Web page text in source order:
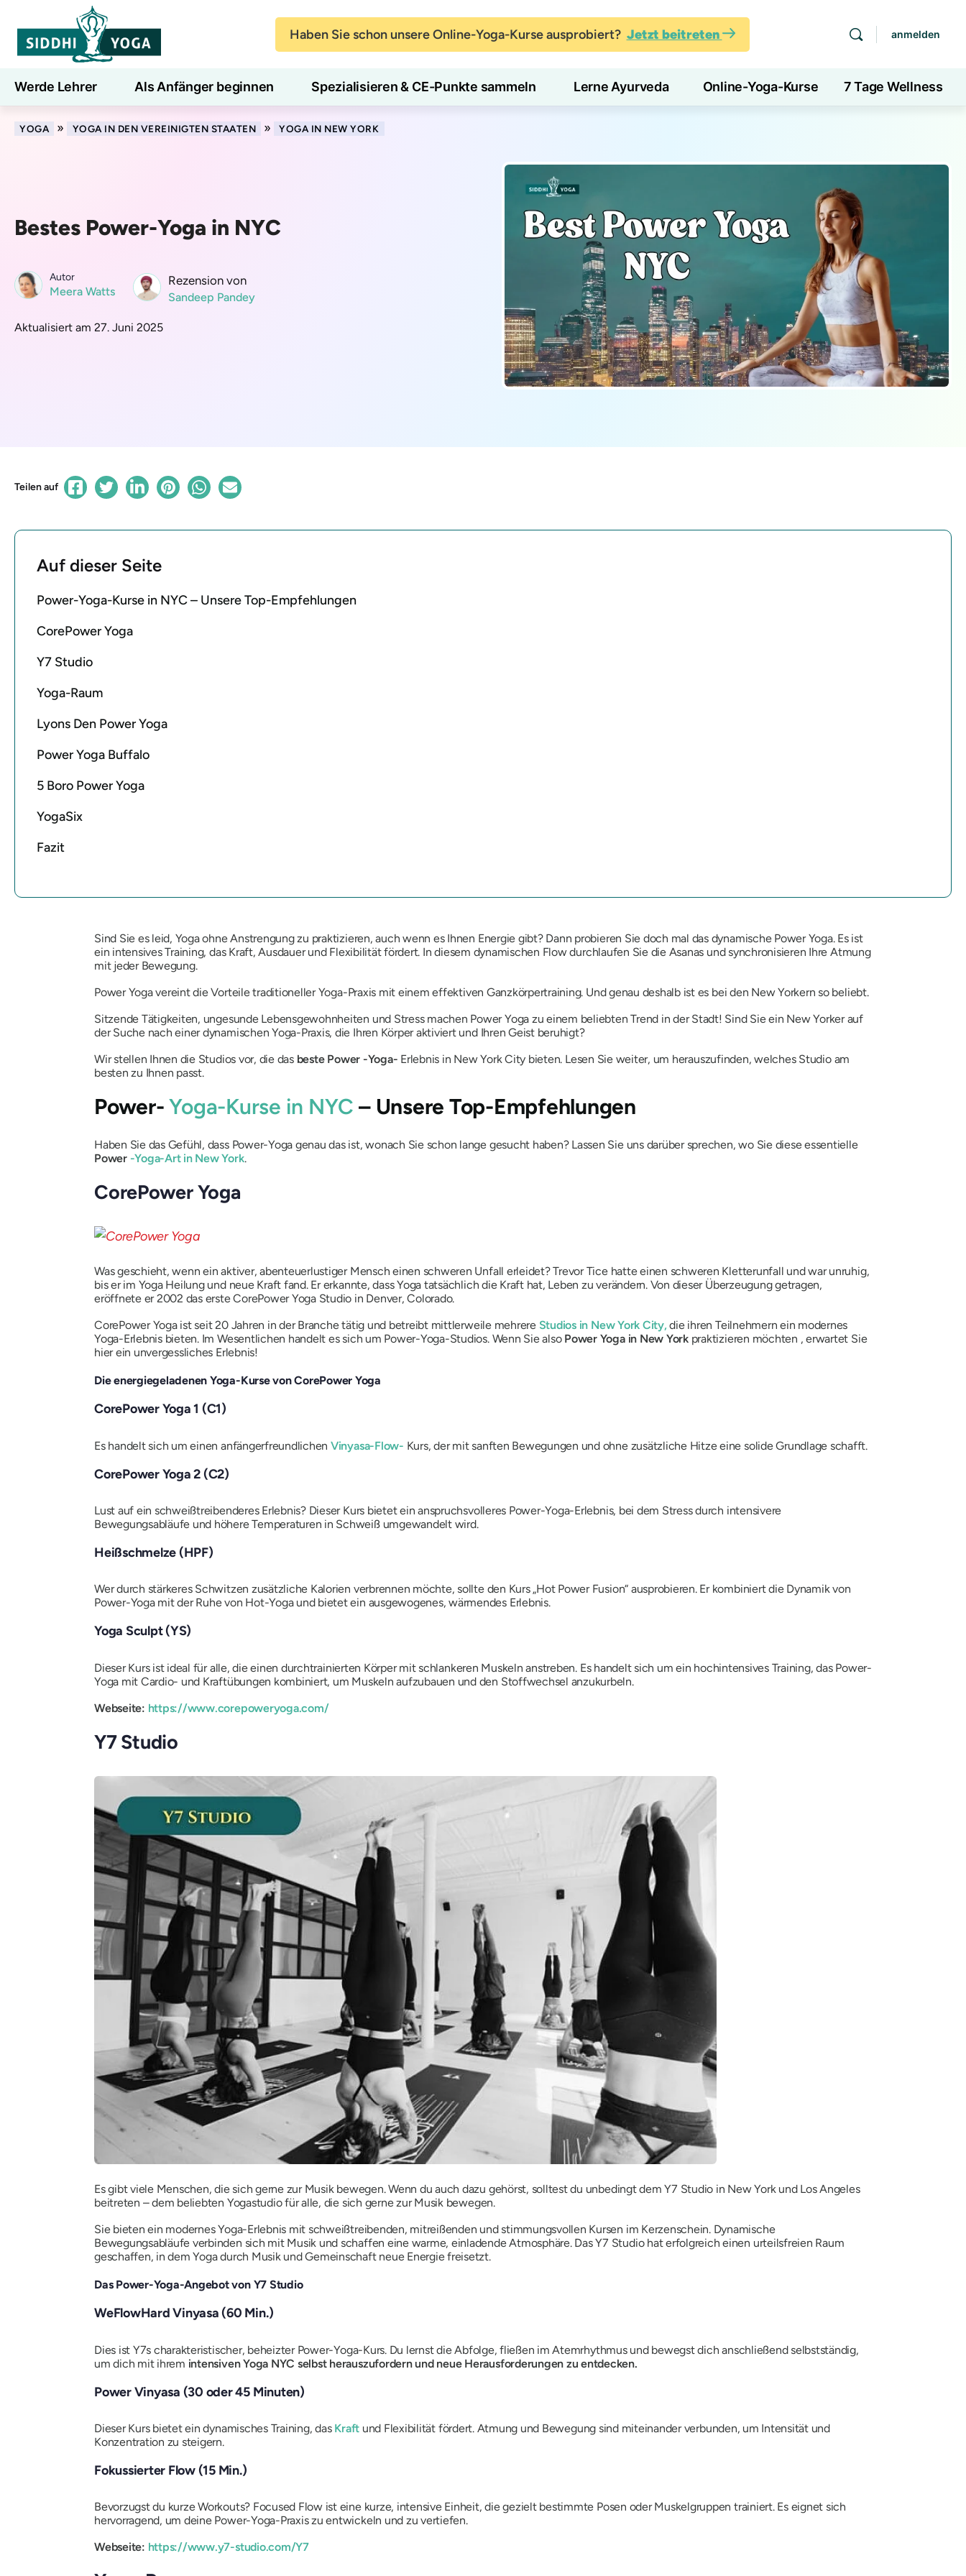
Haben Sie schon unsere Online-Yoga-Kurse ausprobiert? Jetzt beitreten anmelden
Werde Lehrer Als Anfänger beginnen Spezialisieren & CE-Punkte sammeln Lerne Ayurveda Online-Yoga-Kurse 7 Tage Wellness
Blog Lernen
YOGA » YOGA IN DEN VEREINIGTEN STAATEN » YOGA IN NEW YORK
Bestes Power-Yoga in NYC
Autor
Meera Watts
Rezension von
Sandeep Pandey
Aktualisiert am 27. Juni 2025
Teilen auf
Auf dieser Seite
Power-Yoga-Kurse in NYC – Unsere Top-Empfehlungen
CorePower Yoga
Y7 Studio
Yoga-Raum
Lyons Den Power Yoga
Power Yoga Buffalo
5 Boro Power Yoga
YogaSix
Fazit
Sind Sie es leid, Yoga ohne Anstrengung zu praktizieren, auch wenn es Ihnen Energie gibt? Dann probieren Sie doch mal das dynamische Power Yoga. Es ist
ein intensives Training, das Kraft, Ausdauer und Flexibilität fördert. In diesem dynamischen Flow durchlaufen Sie die Asanas und synchronisieren Ihre Atmung
mit jeder Bewegung.
Power Yoga vereint die Vorteile traditioneller Yoga-Praxis mit einem effektiven Ganzkörpertraining. Und genau deshalb ist es bei den New Yorkern so beliebt.
Sitzende Tätigkeiten, ungesunde Lebensgewohnheiten und Stress machen Power Yoga zu einem beliebten Trend in der Stadt! Sind Sie ein New Yorker auf
der Suche nach einer dynamischen Yoga-Praxis, die Ihren Körper aktiviert und Ihren Geist beruhigt?
Wir stellen Ihnen die Studios vor, die das beste Power -Yoga- Erlebnis in New York City bieten. Lesen Sie weiter, um herauszufinden, welches Studio am
besten zu Ihnen passt.
Power-Yoga-Kurse in NYC – Unsere Top-Empfehlungen
Haben Sie das Gefühl, dass Power-Yoga genau das ist, wonach Sie schon lange gesucht haben? Lassen Sie uns darüber sprechen, wo Sie diese essentielle
Power -Yoga-Art in New York.
CorePower Yoga
Was geschieht, wenn ein aktiver, abenteuerlustiger Mensch einen schweren Unfall erleidet? Trevor Tice hatte einen schweren Kletterunfall und war unruhig,
bis er im Yoga Heilung und neue Kraft fand. Er erkannte, dass Yoga tatsächlich die Kraft hat, Leben zu verändern. Von dieser Überzeugung getragen,
eröffnete er 2002 das erste CorePower Yoga Studio in Denver, Colorado.
CorePower Yoga ist seit 20 Jahren in der Branche tätig und betreibt mittlerweile mehrere Studios in New York City,die ihren Teilnehmern ein modernes
Yoga-Erlebnis bieten. Im Wesentlichen handelt es sich um Power-Yoga-Studios. Wenn Sie also Power Yoga in New Yorkpraktizieren möchten , erwartet Sie
hier ein unvergessliches Erlebnis!
Die energiegeladenen Yoga-Kurse von CorePower Yoga
CorePower Yoga 1 (C1)
Es handelt sich um einen anfängerfreundlichen Vinyasa-Flow- Kurs, der mit sanften Bewegungen und ohne zusätzliche Hitze eine solide Grundlage schafft.
CorePower Yoga 2 (C2)
Lust auf ein schweißtreibenderes Erlebnis? Dieser Kurs bietet ein anspruchsvolleres Power-Yoga-Erlebnis, bei dem Stress durch intensivere
Bewegungsabläufe und höhere Temperaturen in Schweiß umgewandelt wird.
Heißschmelze (HPF)
Wer durch stärkeres Schwitzen zusätzliche Kalorien verbrennen möchte, sollte den Kurs „Hot Power Fusion“ ausprobieren. Er kombiniert die Dynamik von
Power-Yoga mit der Ruhe von Hot-Yoga und bietet ein ausgewogenes, wärmendes Erlebnis.
Yoga Sculpt (YS)
Dieser Kurs ist ideal für alle, die einen durchtrainierten Körper mit schlankeren Muskeln anstreben. Es handelt sich um ein hochintensives Training, das Power-
Yoga mit Cardio- und Kraftübungen kombiniert, um Muskeln aufzubauen und den Stoffwechsel anzukurbeln.
Webseite: https://www.corepoweryoga.com/
Y7 Studio
Es gibt viele Menschen, die sich gerne zur Musik bewegen. Wenn du auch dazu gehörst, solltest du unbedingt dem Y7 Studio in New York und Los Angeles
beitreten – dem beliebten Yogastudio für alle, die sich gerne zur Musik bewegen.
Sie bieten ein modernes Yoga-Erlebnis mit schweißtreibenden, mitreißenden und stimmungsvollen Kursen im Kerzenschein. Dynamische
Bewegungsabläufe verbinden sich mit Musik und schaffen eine warme, einladende Atmosphäre. Das Y7 Studio hat erfolgreich einen urteilsfreien Raum
geschaffen, in dem Yoga durch Musik und Gemeinschaft neue Energie freisetzt.
Das Power-Yoga-Angebot von Y7 Studio
WeFlowHard Vinyasa (60 Min.)
Dies ist Y7s charakteristischer, beheizter Power-Yoga-Kurs. Du lernst die Abfolge, fließen im Atemrhythmus und bewegst dich anschließend selbstständig,
um dich mit ihrem intensiven Yoga NYC selbst herauszufordern und neue Herausforderungen zu entdecken.
Power Vinyasa (30 oder 45 Minuten)
Dieser Kurs bietet ein dynamisches Training, das Kraft und Flexibilität fördert. Atmung und Bewegung sind miteinander verbunden, um Intensität und
Konzentration zu steigern.
Fokussierter Flow (15 Min.)
Bevorzugst du kurze Workouts? Focused Flow ist eine kurze, intensive Einheit, die gezielt bestimmte Posen oder Muskelgruppen trainiert. Es eignet sich
hervorragend, um deine Power-Yoga-Praxis zu entwickeln und zu vertiefen.
Webseite: https://www.y7-studio.com/Y7